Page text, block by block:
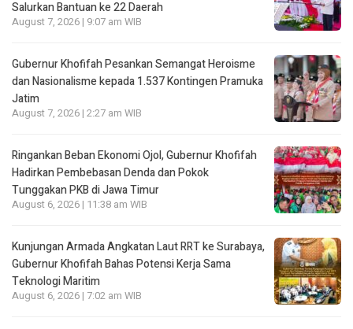
Salurkan Bantuan ke 22 Daerah
August 7, 2026 | 9:07 am WIB
Gubernur Khofifah Pesankan Semangat Heroisme
dan Nasionalisme kepada 1.537 Kontingen Pramuka
Jatim
August 7, 2026 | 2:27 am WIB
Ringankan Beban Ekonomi Ojol, Gubernur Khofifah
Hadirkan Pembebasan Denda dan Pokok
Tunggakan PKB di Jawa Timur
August 6, 2026 | 11:38 am WIB
Kunjungan Armada Angkatan Laut RRT ke Surabaya,
Gubernur Khofifah Bahas Potensi Kerja Sama
Teknologi Maritim
August 6, 2026 | 7:02 am WIB